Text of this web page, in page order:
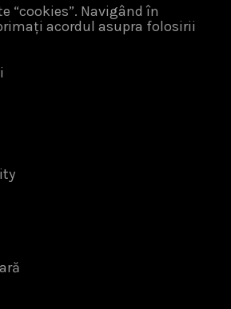
“cookies”. Navigând în
acordul asupra folosirii